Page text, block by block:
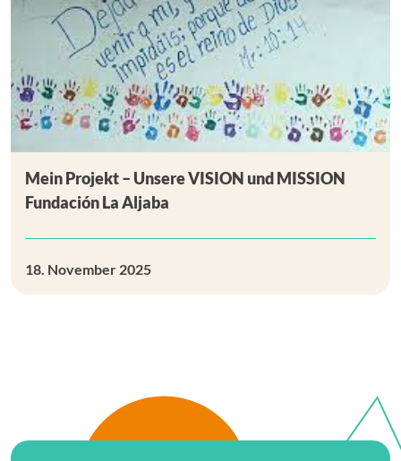
Mein Projekt – Unsere VISION und MISSION
Fundación La Aljaba
18. November 2025